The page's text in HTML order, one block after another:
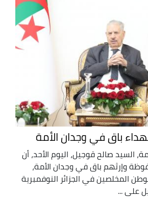
باق في وجدان الأمة
السيد صالح قوجيل، اليوم الأحد، أن
وإرثهم باق في وجدان الأمة،
المخلصين في الجزائر النوفمبرية
على ...